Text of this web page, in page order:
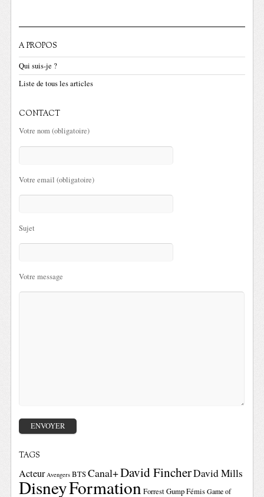
A PROPOS
Qui suis-je ?
Liste de tous les articles
CONTACT
Votre nom (obligatoire)
Votre email (obligatoire)
Sujet
Votre message
TAGS
Acteur Avengers BTSCanal+David FincherDavid Mills
DisneyFormationForrest GumpFémis Game of